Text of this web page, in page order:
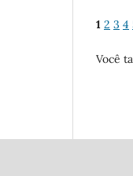
1 2 3 4
Você